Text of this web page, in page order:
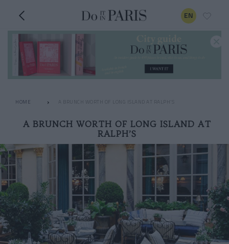
EN
HOME A BRUNCH WORTH OF LONG ISLAND AT RALPH’S
A BRUNCH WORTH OF LONG ISLAND AT
RALPH’S